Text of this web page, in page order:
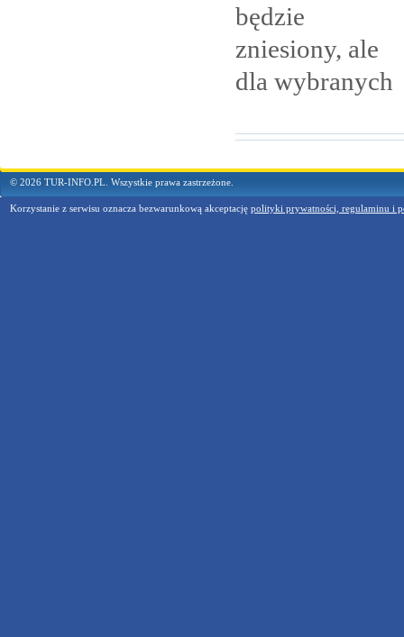
będzie
zniesiony, ale
dla wybranych
© 2026 TUR-INFO.PL. Wszystkie prawa zastrzeżone.
Korzystanie z serwisu oznacza bezwarunkową akceptację polityki prywatności, regulaminu i